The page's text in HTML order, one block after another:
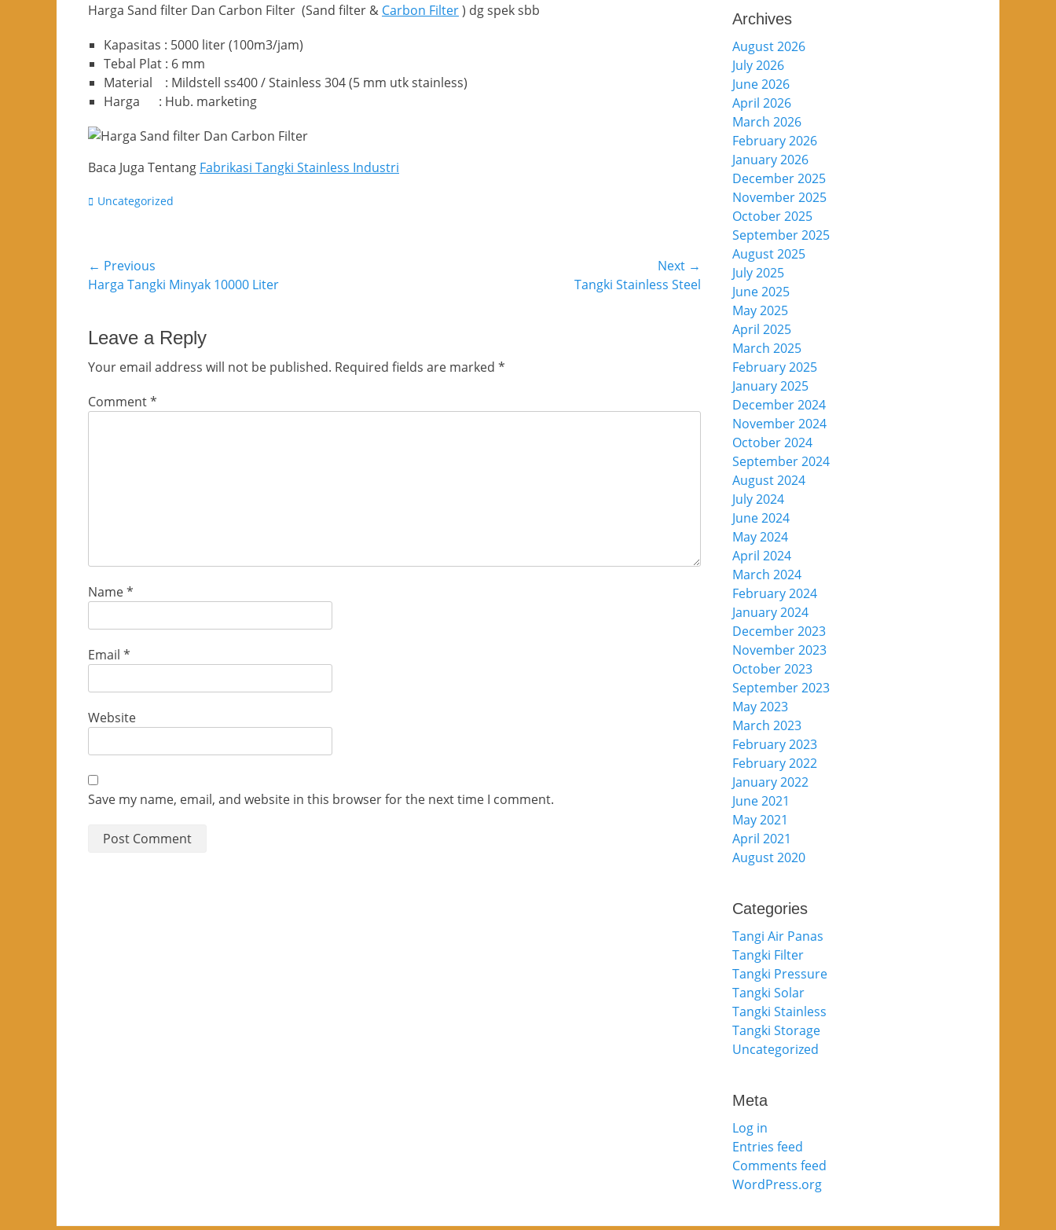
Harga Sand filter Dan Carbon Filter (Sand filter & Carbon Filter) dg spek sbb
Kapasitas : 5000 liter (100m3/jam)
Tebal Plat : 6 mm
Material : Mildstell ss400 / Stainless 304 (5 mm utk stainless)
Harga : Hub. marketing
Baca Juga Tentang Fabrikasi Tangki Stainless Industri
Categories
Uncategorized
Post
navigation
← Previous
Previous
Harga Tangki Minyak 10000 Liter
Next →
Tangki Stainless Steel
Leave a Reply
Your email address will not be published. Required fields are marked *
Comment*
Name*
Email *
Website
Save my name, email, and website in this browser for the next time I comment.
Archives
August 2026
July 2026
June 2026
April 2026
March 2026
February 2026
January 2026
December 2025
November 2025
October 2025
September 2025
August 2025
July 2025
June 2025
May 2025
April 2025
March 2025
February 2025
January 2025
December 2024
November 2024
October 2024
September 2024
August 2024
July 2024
June 2024
May 2024
April 2024
March 2024
February 2024
January 2024
December 2023
November 2023
October 2023
September 2023
May 2023
March 2023
February 2023
February 2022
January 2022
June 2021
May 2021
April 2021
August 2020
Categories
Tangi Air Panas
Tangki Filter
Tangki Pressure
Tangki Solar
Tangki Stainless
Tangki Storage
Uncategorized
Meta
Log in
Entries feed
Comments feed
WordPress.org